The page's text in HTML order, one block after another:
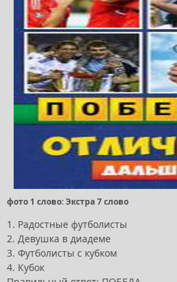
фото 1 слово: Экстра 7 слово
1. Радостные футболисты
2. Девушка в диадеме
3. Футболисты с кубком
4. Кубок